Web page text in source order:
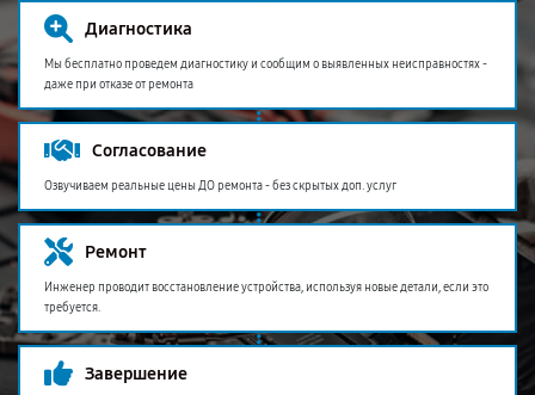
Диагностика
Мы бесплатно проведем диагностику и сообщим о выявленных неисправностях -
даже при отказе от ремонта
Согласование
Озвучиваем реальные цены ДО ремонта - без скрытых доп. услуг
Ремонт
Инженер проводит восстановление устройства, используя новые детали, если это
требуется.
Завершение